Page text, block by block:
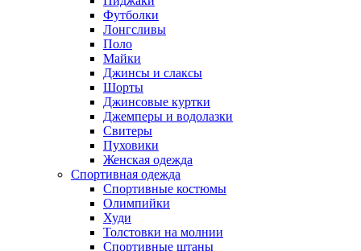
Футболки
Лонгсливы
Поло
Майки
Джинсы и слаксы
Шорты
Джинсовые куртки
Джемперы и водолазки
Свитеры
Пуховики
Женская одежда
Спортивная одежда
Спортивные костюмы
Олимпийки
Худи
Толстовки на молнии
Спортивные штаны